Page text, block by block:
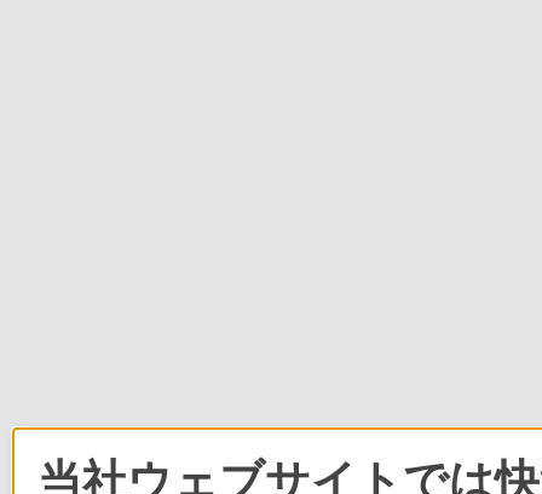
当社ウェブサイトでは